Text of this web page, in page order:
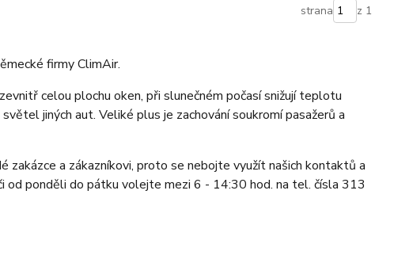
strana z 1
firmy ClimAir.
celou plochu oken, při slunečném počasí snižují teplotu
jiných aut. Veliké plus je zachování soukromí pasažerů a
zakázce a zákazníkovi, proto se nebojte využít našich kontaktů a
od ponděli do pátku volejte mezi 6 - 14:30 hod. na tel. čísla 313